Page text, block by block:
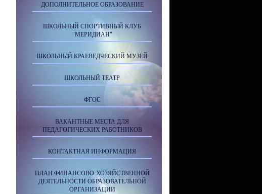
ДОПОЛНИТЕЛЬНОЕ ОБРАЗОВАНИЕ
ШКОЛЬНЫЙ СПОРТИВНЫЙ КЛУБ
"МЕРИДИАН"
ШКОЛЬНЫЙ КРАЕВЕДЧЕСКИЙ МУЗЕЙ
ШКОЛЬНЫЙ ТЕАТР
ФГОС
ВАКАНТНЫЕ МЕСТА ДЛЯ
ПЕДАГОГИЧЕСКИХ РАБОТНИКОВ
КОНТАКТНАЯ ИНФОРМАЦИЯ
ПЛАН ФИНАНСОВО-ХОЗЯЙСТВЕННОЙ
ДЕЯТЕЛЬНОСТИ ОБРАЗОВАТЕЛЬНОЙ
ОРГАНИЗАЦИИ